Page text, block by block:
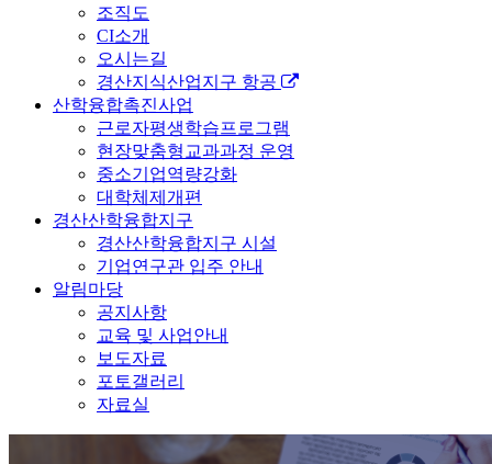
조직도
CI소개
오시는길
경산지식산업지구 항공
산학융합촉진사업
근로자평생학습프로그램
현장맞춤형교과과정 운영
중소기업역량강화
대학체제개편
경산산학융합지구
경산산학융합지구 시설
기업연구관 입주 안내
알림마당
공지사항
교육 및 사업안내
보도자료
포토갤러리
자료실